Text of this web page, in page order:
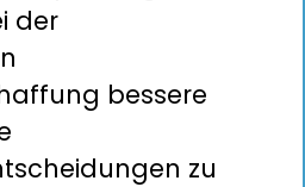
der
bessere
zu